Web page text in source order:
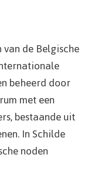
de Belgische
beheerd door
met een
bestaande uit
In Schilde
noden